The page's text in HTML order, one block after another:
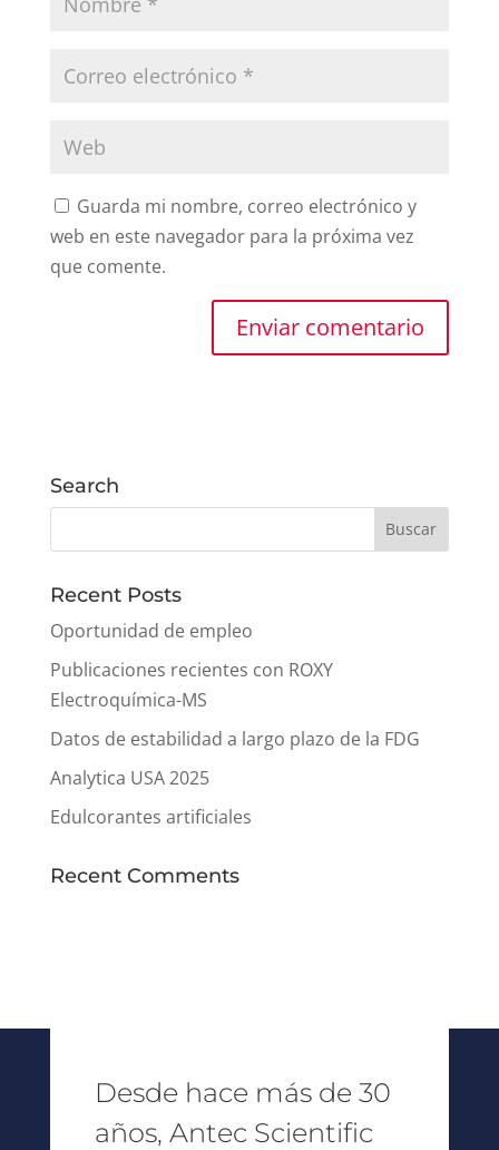
Guarda mi nombre, correo electrónico y
web en este navegador para la próxima vez
que comente.
Search
Recent Posts
Oportunidad de empleo
Publicaciones recientes con ROXY
Electroquímica-MS
Datos de estabilidad a largo plazo de la FDG
Analytica USA 2025
Edulcorantes artificiales
Recent Comments
Desde hace más de 30
años, Antec Scientific